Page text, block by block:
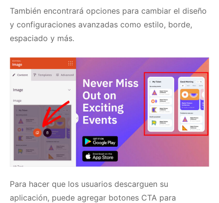
También encontrará opciones para cambiar el diseño
y configuraciones avanzadas como estilo, borde,
espaciado y más.
Para hacer que los usuarios descarguen su
aplicación, puede agregar botones CTA para